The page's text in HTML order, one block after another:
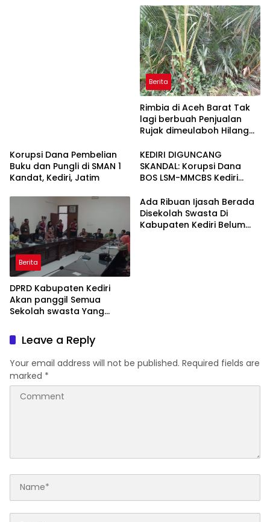
Berita
Rimbia di Aceh Barat Tak
lagi berbuah Penjualan
Rujak dimeulaboh Hilang
Korupsi Dana Pembelian
Buku dan Pungli di SMAN 1
Kandat, Kediri, Jatim
KEDIRI DIGUNCANG
SKANDAL: Korupsi Dana
BOS LSM-MMCBS Kediri
Dinas Pendidikan
Kabupaten Kediri Menuntut
Kepala Dinas Pendidikan di
Berita
DPRD Kabupaten Kediri
Akan panggil Semua
Sekolah swasta Yang
Ada Ribuan Ijasah Berada
Disekolah Swasta Di
Kabupaten Kediri Belum
Leave a Reply
Your email address will not be published. Required fields are
marked *